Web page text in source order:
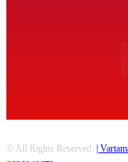
© All Rights Reserved. |